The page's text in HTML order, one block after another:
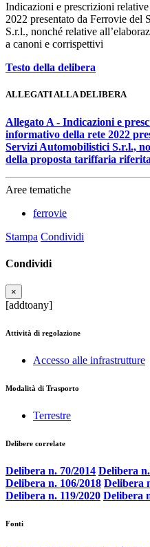
Indicazioni e prescrizioni
2022 presentato da Ferrovie
S.r.l., nonché relative
a canoni e corrispettivi
Testo della delibera
ALLEGATI ALLA DELIBERA
Allegato A - Indicazioni e
informativo della rete 2022
Servizi Automobilistici S.r.l.,
della proposta tariffaria
Aree tematiche
ferrovie
Stampa Condividi
Condividi
×
[addtoany]
Attività di regolazione
Accesso alle infrastrutture
Modalità di Trasporto
Terrestre
Delibere correlate
Delibera n. 70/2014 Delibera
Delibera n. 106/2018 Delibera
Delibera n. 119/2020 Delibera
Fonti